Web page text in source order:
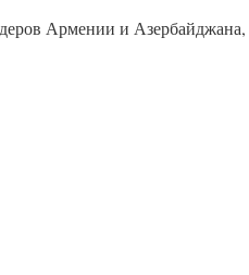
Армении и Азербайджана,